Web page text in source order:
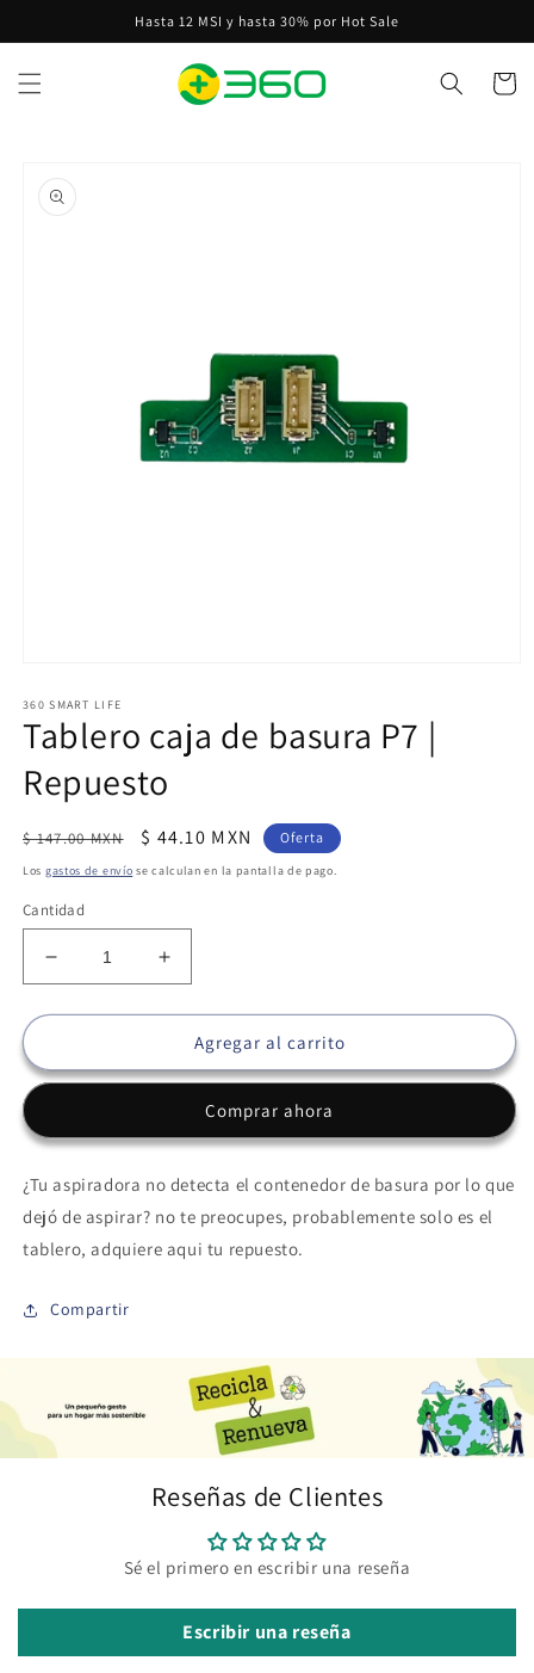
al contenido
Hasta 12 MSI y hasta 30% por Hot Sale
Carrito
a la
información
multimedia
1
ventana
modal
360 SMART LIFE
Tablero caja de basura P7 |
Repuesto
Precio
habitual
$ 147.00 MXN
Precio
de
$ 44.10 MXN Oferta
Los gastos de envío se calculan en la pantalla de pago.
Cantidad
Reducir
cantidad
para
caja
P7
Repuesto
Aumentar
cantidad
para
Tablero
caja
basura
P7
Repuesto
Agregar al carrito
Comprar ahora
¿Tu aspiradora no detecta el contenedor de basura por lo que
dejó de aspirar? no te preocupes, probablemente solo es el
tablero, adquiere aqui tu repuesto.
Compartir
Reseñas de Clientes
Sé el primero en escribir una reseña
Escribir una reseña